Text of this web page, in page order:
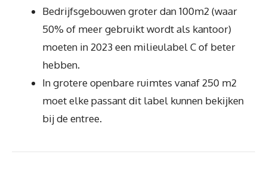
Bedrijfsgebouwen groter dan 100m2 (waar
50% of meer gebruikt wordt als kantoor)
moeten in 2023 een milieulabel C of beter
hebben.
In grotere openbare ruimtes vanaf 250 m2
moet elke passant dit label kunnen bekijken
bij de entree.